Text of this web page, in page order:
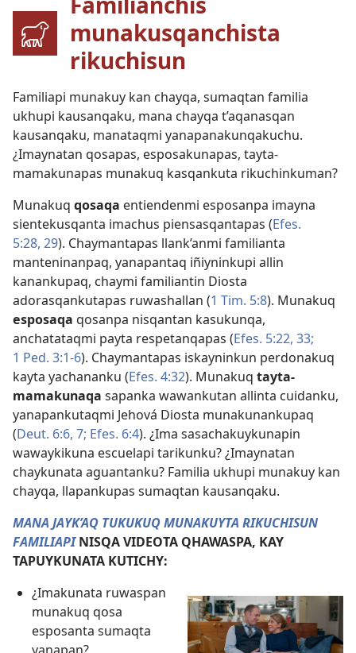
munakusqanchista
rikuchisun
Familiapi munakuy kan chayqa, sumaqtan familia
ukhupi kausanqaku, mana chayqa t’aqanasqan
kausanqaku, manataqmi yanapanakunqakuchu.
¿Imaynatan qosapas, esposakunapas, tayta-
mamakunapas munakuq kasqankuta rikuchinkuman?
Munakuq qosaqa entiendenmi esposanpa imayna
sientekusqanta imachus piensasqantapas (Efes.
5:28, 29). Chaymantapas llank’anmi familianta
manteninanpaq, yanapantaq iñiyninkupi allin
kanankupaq, chaymi familiantin Diosta
adorasqankutapas ruwashallan (1 Tim. 5:8). Munakuq
esposaqa qosanpa nisqantan kasukunqa,
anchatataqmi payta respetanqapas (Efes. 5:22, 33;
1 Ped. 3:1-6). Chaymantapas iskayninkun perdonakuq
kayta yachananku (Efes. 4:32). Munakuq tayta-
mamakunaqa sapanka wawankutan allinta cuidanku,
yanapankutaqmi Jehová Diosta munakunankupaq
(Deut. 6:6, 7; Efes. 6:4). ¿Ima sasachakuykunapin
wawaykikuna escuelapi tarikunku? ¿Imaynatan
chaykunata aguantanku? Familia ukhupi munakuy kan
chayqa, llapankupas sumaqtan kausanqaku.
MANA JAYK’AQ TUKUKUQ MUNAKUYTA RIKUCHISUN
FAMILIAPI NISQA VIDEOTA QHAWASPA, KAY
TAPUYKUNATA KUTICHY:
¿Imakunata ruwaspan
munakuq qosa
esposanta sumaqta